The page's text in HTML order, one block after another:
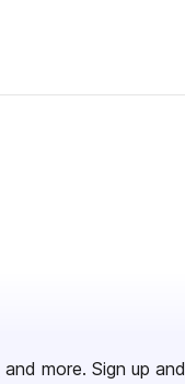
and more. Sign up and